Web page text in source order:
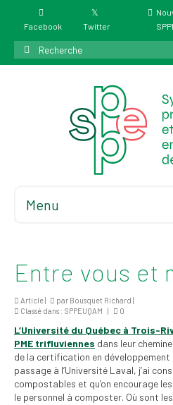
Facebook Twitter
Rechercher
:
Menu
Entre vous et
Article | par Bousquet Richard |
Classé dans : SPPEUQAM | 0
L’Université du Québec à Trois-
PME trifluviennes dans leur
de la certification en développement
passage à l’Université Laval, j’ai
compostables et qu’on encourage
le personnel à composter. Où sont